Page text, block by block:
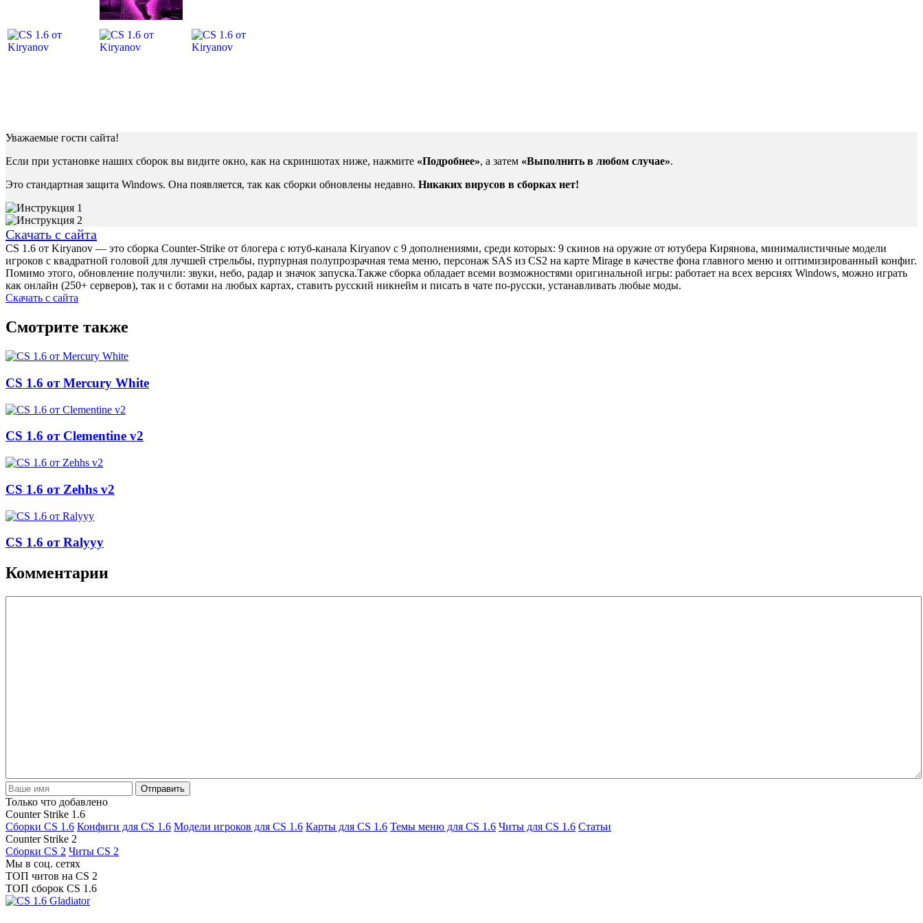
Уважаемые гости сайта!
Если при установке наших сборок вы видите окно, как на скриншотах ниже, нажмите «Подробнее», а затем «Выполнить в любом случае».
Это стандартная защита Windows. Она появляется, так как сборки обновлены недавно. Никаких вирусов в сборках нет!
Скачать с сайта
CS 1.6 от Kiryanov — это сборка Counter-Strike от блогера с ютуб-канала Kiryanov с 9 дополнениями, среди которых: 9 скинов на оружие от ютубера Кирянова, минималистичные модели
игроков с квадратной головой для лучшей стрельбы, пурпурная полупрозрачная тема меню, персонаж SAS из CS2 на карте Mirage в качестве фона главного меню и оптимизированный конфиг.
Помимо этого, обновление получили: звуки, небо, радар и значок запуска.Также сборка обладает всеми возможностями оригинальной игры: работает на всех версиях Windows, можно играть
как онлайн (250+ серверов), так и с ботами на любых картах, ставить русский никнейм и писать в чате по-русски, устанавливать любые моды.
Скачать с сайта
Смотрите также
CS 1.6 от Mercury White
CS 1.6 от Clementine v2
CS 1.6 от Zehhs v2
CS 1.6 от Ralyyy
Комментарии
Отправить
Только что добавлено
Counter Strike 1.6
Сборки CS 1.6 Конфиги для CS 1.6 Модели игроков для CS 1.6 Карты для CS 1.6 Темы меню для CS 1.6 Читы для CS 1.6 Статьи
Counter Strike 2
Сборки CS 2 Читы CS 2
Мы в соц. сетях
ТОП читов на CS 2
ТОП сборок CS 1.6